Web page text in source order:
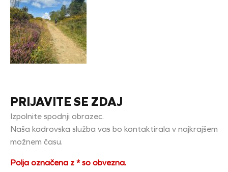
PRIJAVITE SE ZDAJ
Izpolnite spodnji obrazec.
Naša kadrovska služba vas bo kontaktirala v najkrajšem
možnem času.
Polja označena z * so obvezna.